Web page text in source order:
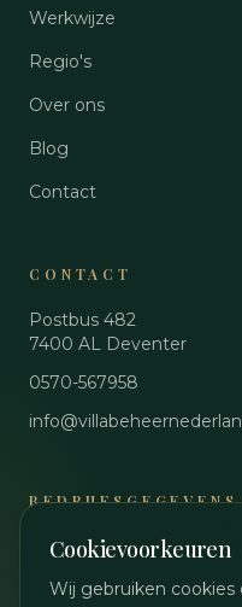
Werkwijze
Regio's
Over ons
Blog
Contact
CONTACT
Postbus 482
7400 AL Deventer
0570-567958
BEDRIJFSGEGEVENS
KvK89048644
BTW NL864861990B01
Cookievoorkeuren
Wij gebruiken